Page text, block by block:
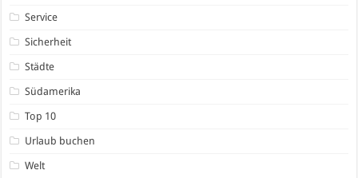
Service
Sicherheit
Städte
Südamerika
Top 10
Urlaub buchen
Welt